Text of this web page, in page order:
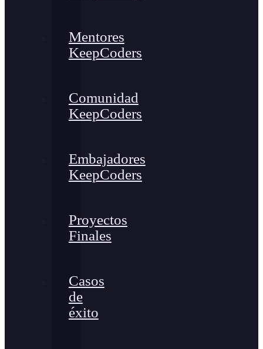
Mentores
KeepCoders
Comunidad
KeepCoders
Embajadores
KeepCoders
Proyectos
Finales
Casos
de
éxito